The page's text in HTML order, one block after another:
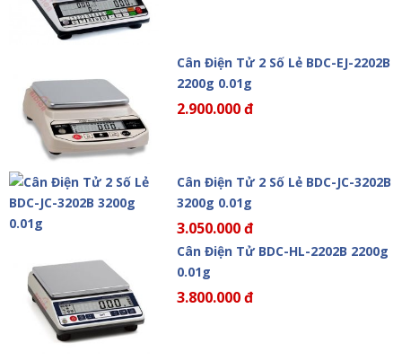
Cân Điện Tử 2 Số Lẻ BDC-EJ-2202B
2200g 0.01g
2.900.000 đ
Cân Điện Tử 2 Số Lẻ BDC-JC-3202B
3200g 0.01g
3.050.000 đ
Cân Điện Tử BDC-HL-2202B 2200g
0.01g
3.800.000 đ